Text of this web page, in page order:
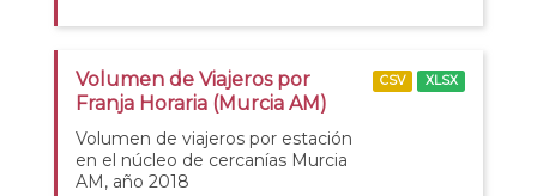
Volumen de Viajeros por
Franja Horaria (Murcia AM)
Volumen de viajeros por estación
en el núcleo de cercanías Murcia
AM, año 2018
CSV XLSX